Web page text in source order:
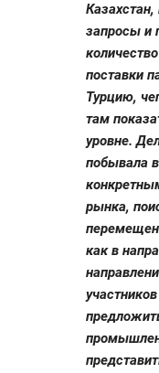
Казахстан,
запросы и
поставки
Турцию,
там
уровне.
побывала
рынка,
как в